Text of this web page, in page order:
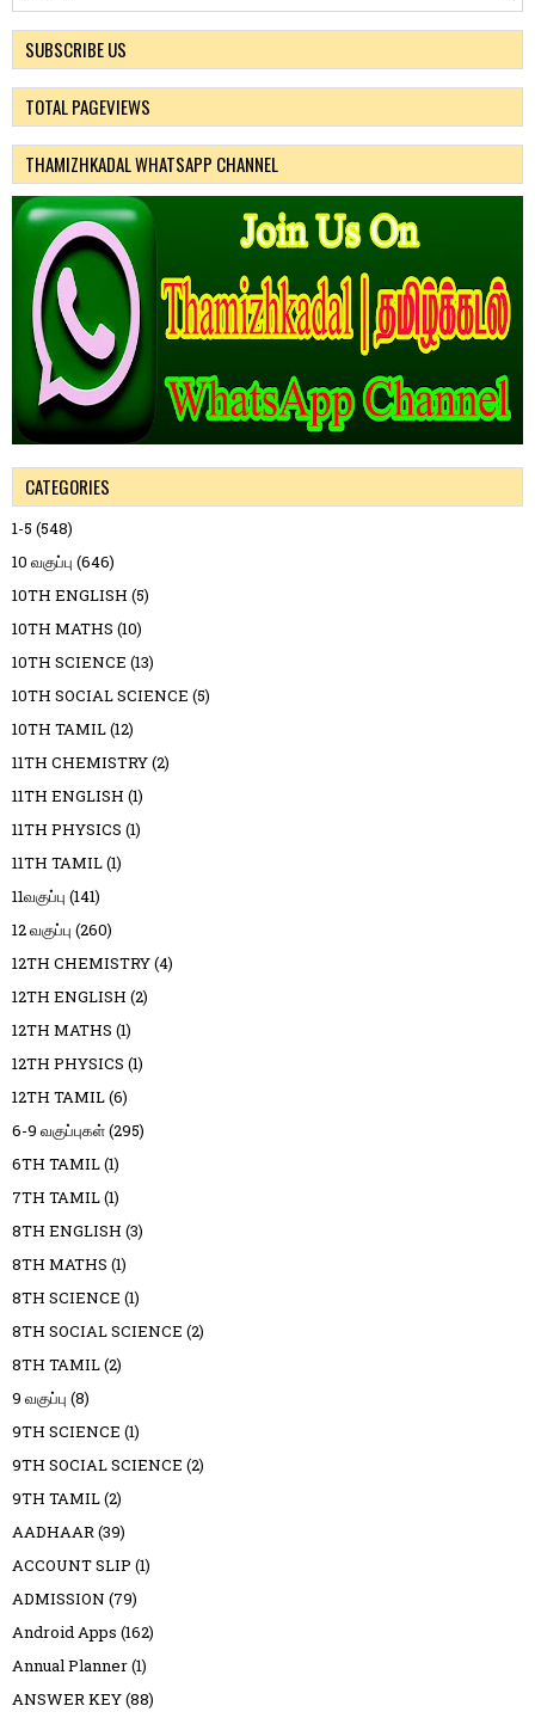
SUBSCRIBE US
TOTAL PAGEVIEWS
THAMIZHKADAL WHATSAPP CHANNEL
CATEGORIES
1-5 (548)
10 வகுப்பு (646)
10TH ENGLISH (5)
10TH MATHS (10)
10TH SCIENCE (13)
10TH SOCIAL SCIENCE (5)
10TH TAMIL(12)
11TH CHEMISTRY(2)
11TH ENGLISH (1)
11TH PHYSICS (1)
11TH TAMIL(1)
11வகுப்பு (141)
12 வகுப்பு (260)
12TH CHEMISTRY(4)
12TH ENGLISH (2)
12TH MATHS (1)
12TH PHYSICS (1)
12TH TAMIL(6)
6-9 வகுப்புகள்(295)
6TH TAMIL(1)
7TH TAMIL(1)
8TH ENGLISH (3)
8TH MATHS (1)
8TH SCIENCE (1)
8TH SOCIAL SCIENCE (2)
8TH TAMIL(2)
9 வகுப்பு (8)
9TH SCIENCE (1)
9TH SOCIAL SCIENCE (2)
9TH TAMIL(2)
AADHAAR(39)
ACCOUNT SLIP (1)
ADMISSION (79)
Android Apps (162)
Annual Planner(1)
ANSWER KEY(88)